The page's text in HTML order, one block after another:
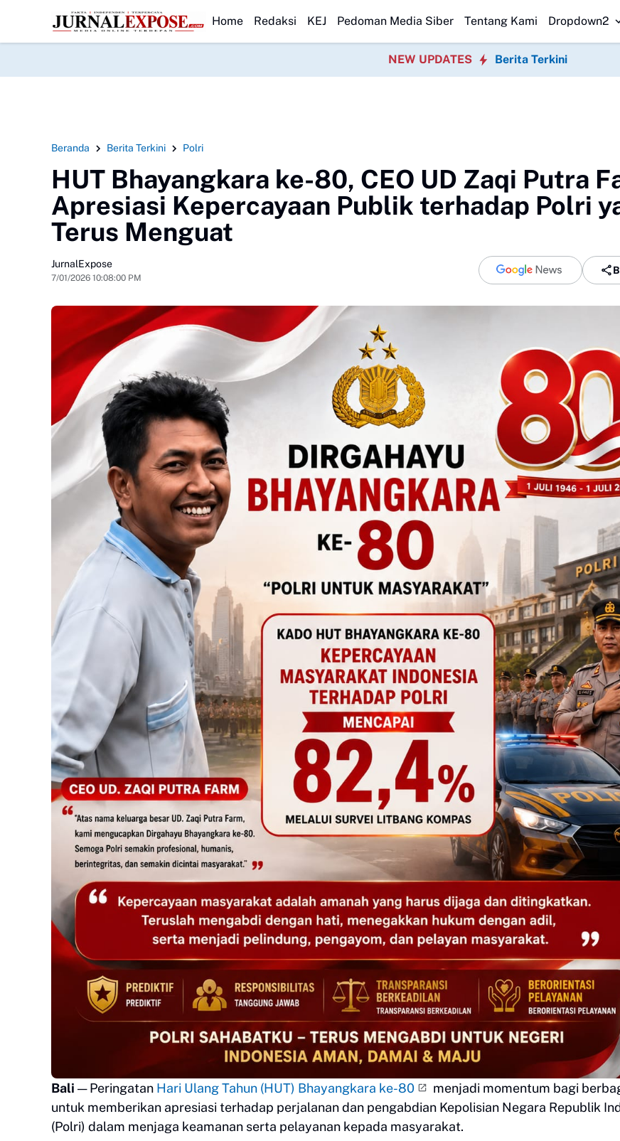
HEADLINE
Evakuasi 2 JenazahSPPG Walangsari 002 Disambut Positif, Warga Sukabumi Dapat Makan Bergizi Gratis Bulog Kancab
Home Redaksi KEJ Pedoman Media Siber Tentang Kami Dropdown2
NEW UPDATES Berita Terkini
Beranda Berita Terkini Polri
HUT Bhayangkara ke-80, CEO UD Zaqi Putra
Apresiasi Kepercayaan Publik terhadap Polri
Terus Menguat
JurnalExpose
7/01/2026 10:08:00 PM
Bali — Peringatan Hari Ulang Tahun (HUT) Bhayangkara ke-80
menjadi momentum bagi
untuk memberikan apresiasi terhadap perjalanan dan pengabdian Kepolisian Negara Republik
(Polri) dalam menjaga keamanan serta pelayanan kepada masyarakat.